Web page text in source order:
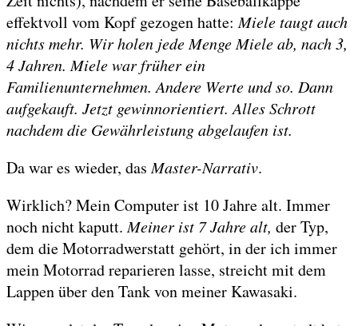
effektvoll vom Kopf gezogen hatte:Miele taugt auch
nichts mehr. Wir holen jede Menge Miele ab, nach 3,
4 Jahren. Miele war früher ein
Familienunternehmen. Andere Werte und so. Dann
aufgekauft. Jetzt gewinnorientiert. Alles Schrott
nachdem die Gewährleistung abgelaufen ist.
Da war es wieder, dasMaster-Narrativ.
Wirklich? Mein Computer ist 10 Jahre alt. Immer
noch nicht kaputt.Meiner ist 7 Jahre alt, der Typ,
dem die Motorradwerstatt gehört, in der ich immer
mein Motorrad reparieren lasse, streicht mit dem
Lappen über den Tank von meiner Kawasaki.